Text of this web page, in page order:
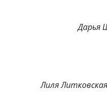
Дарья
Лиля